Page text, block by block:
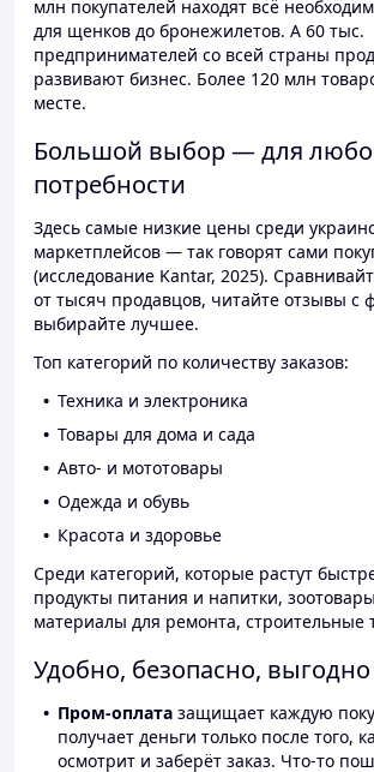
млн покупателей находят всё
для щенков до бронежилетов. А 60 тыс.
предпринимателей со всей страны
развивают бизнес. Более 120 млн
месте.
Большой выбор — для
потребности
Здесь самые низкие цены среди
маркетплейсов — так говорят сами
(исследование Kantar, 2025).
от тысяч продавцов, читайте отзывы с
выбирайте лучшее.
Топ категорий по количеству заказов:
Техника и электроника
Товары для дома и сада
Авто- и мототовары
Одежда и обувь
Красота и здоровье
Среди категорий, которые растут
продукты питания и напитки,
материалы для ремонта, строительные
Удобно, безопасно, выгодно
Пром-оплата защищает каждую
получает деньги только после того,
осмотрит и заберёт заказ. Что-то